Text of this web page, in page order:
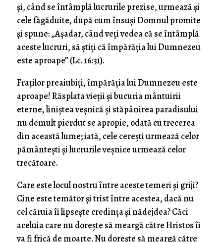
şi, când se întâmplă lucrurile prezise, urmează şi
cele făgăduite, după cum însuşi Domnul promite
şi spune: „Aşadar, când veţi vedea că se întâmplă
aceste lucruri, să ştiţi că împărăţia lui Dumnezeu
este aproape” (Lc. 16:31).
Fraţilor preaiubiţi, împărăţia lui Dumnezeu este
aproape! Răsplata vieţii şi bucuria mântuirii
eterne, liniştea veşnică şi stăpânirea paradisului
nu demult pierdut se apropie, odată cu trecerea
din această lume; iată, cele cereşti urmează celor
pământeşti şi lucrurile veşnice urmează celor
trecătoare.
Care este locul nostru între aceste temeri şi griji?
Cine este temător şi trist între acestea, dacă nu
cel căruia îi lipseşte credinţa şi nădejdea? Căci
aceluia care nu doreşte să meargă către Hristos îi
va fi frică de moarte. Nu doreşte să meargă către